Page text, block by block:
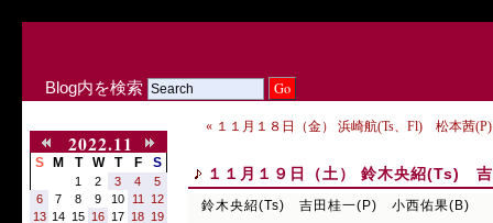
Blog内を検索
2022.11
S M T W T F S
1 2 3 4
5
6
7 8 9 10 11
12
13 14 15 16 17 18 19
« １１月１８日（金） 浜崎航(Ts、Fl) 松本茜(P)
１１月１９日（土） 鈴木央紹(Ts)
鈴木央紹(Ts) 吉田桂一(P) 小西佑果(B)